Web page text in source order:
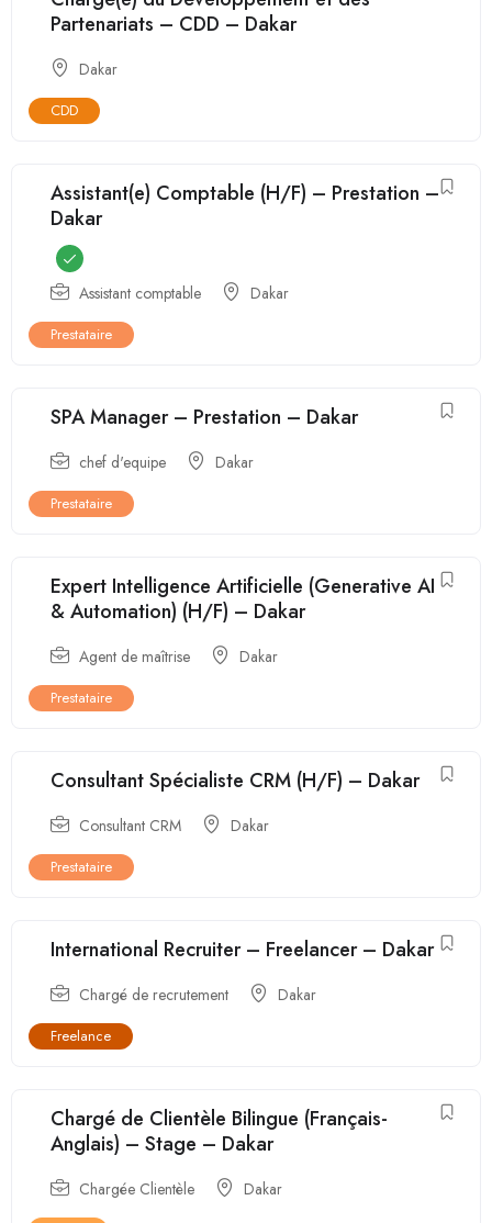
Partenariats – CDD – Dakar
Dakar
CDD
Assistant(e) Comptable (H/F) – Prestation –
Dakar
Assistant comptable Dakar
Prestataire
SPA Manager – Prestation – Dakar
chef d'equipe Dakar
Prestataire
Expert Intelligence Artificielle (Generative AI
& Automation) (H/F) – Dakar
Agent de maîtrise Dakar
Prestataire
Consultant Spécialiste CRM (H/F) – Dakar
Consultant CRM Dakar
Prestataire
International Recruiter – Freelancer – Dakar
Chargé de recrutement Dakar
Freelance
Chargé de Clientèle Bilingue (Français-
Anglais) – Stage – Dakar
Chargée Clientèle Dakar